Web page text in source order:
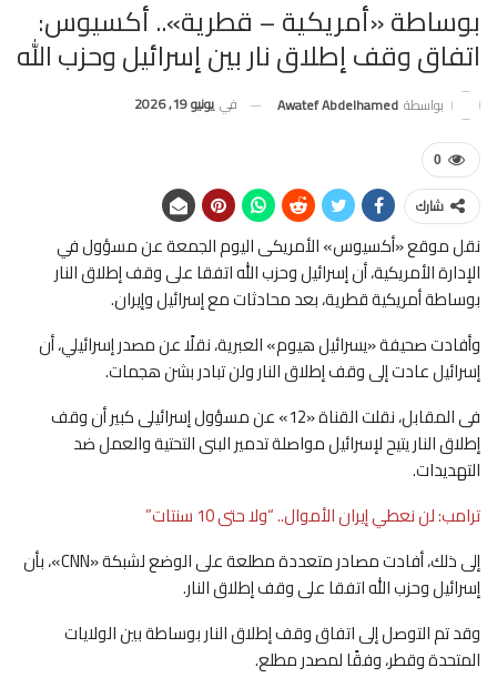
بوساطة «أمريكية – قطرية».. أكسيوس:
اتفاق وقف إطلاق نار بين إسرائيل وحزب الله
بواسطة Awatef Abdelhamed في يونيو 19, 2026
0
شارك
نقل موقع «أكسيوس» الأمريكى اليوم الجمعة عن مسؤول في
الإدارة الأمريكية، أن إسرائيل وحزب الله اتفقا على وقف إطلاق النار
بوساطة أمريكية قطرية، بعد محادثات مع إسرائيل وإيران.
وأفادت صحيفة «يسرائيل هيوم» العبرية، نقلًا عن مصدر إسرائيلي، أن
إسرائيل عادت إلى وقف إطلاق النار ولن تبادر بشن هجمات.
فى المقابل، نقلت القناة «12» عن مسؤول إسرائيلى كبير أن وقف
إطلاق النار يتيح لإسرائيل مواصلة تدمير البنى التحتية والعمل ضد
التهديدات.
ترامب: لن نعطي إيران الأموال.. “ولا حتى 10 سنتات”
إلى ذلك، أفادت مصادر متعددة مطلعة على الوضع لشبكة «CNN»، بأن
إسرائيل وحزب الله اتفقا على وقف إطلاق النار.
وقد تم التوصل إلى اتفاق وقف إطلاق النار بوساطة بين الولايات
المتحدة وقطر، وفقًا لمصدر مطلع.